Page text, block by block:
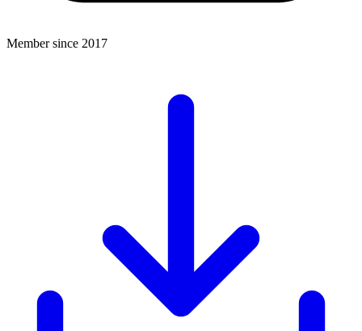
Member since 2017